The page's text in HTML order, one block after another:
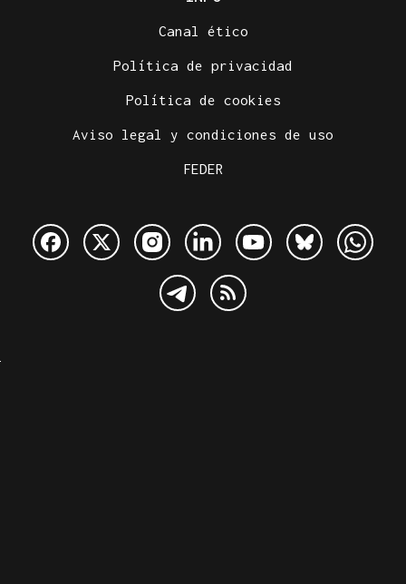
Canal ético
Política de privacidad
Política de cookies
Aviso legal y condiciones de uso
FEDER